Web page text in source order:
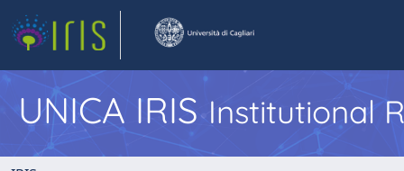
UNICA IRISInstitutional